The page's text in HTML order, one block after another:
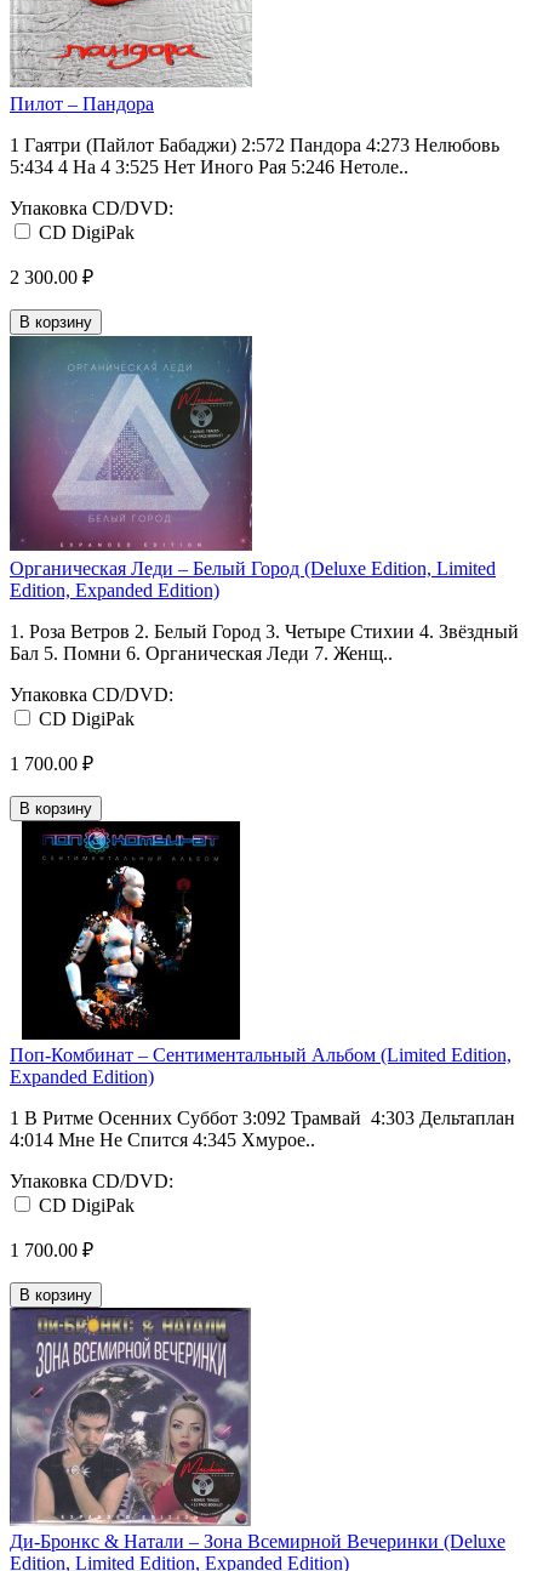
Пилот ‎– Пандора
1 Гаятри (Пайлот Бабаджи) 2:572 Пандора 4:273 Нелюбовь
5:434 4 На 4 3:525 Нет Иного Рая 5:246 Нетоле..
Упаковка CD/DVD:
CD DigiPak
2 300.00 ₽
В корзину
Органическая Леди ‎– Белый Город (Deluxe Edition, Limited
Edition, Expanded Edition)
1. Роза Ветров 2. Белый Город 3. Четыре Стихии 4. Звёздный
Бал 5. Помни 6. Органическая Леди 7. Женщ..
Упаковка CD/DVD:
CD DigiPak
1 700.00 ₽
В корзину
Поп-Комбинат ‎– Сентиментальный Альбом (Limited Edition,
Expanded Edition)
1 В Ритме Осенних Суббот 3:092 Трамвай 4:303 Дельтаплан
4:014 Мне Не Спится 4:345 Хмурое..
Упаковка CD/DVD:
CD DigiPak
1 700.00 ₽
В корзину
Ди-Бронкс & Натали ‎– Зона Всемирной Вечеринки (Deluxe
Edition, Limited Edition, Expanded Edition)